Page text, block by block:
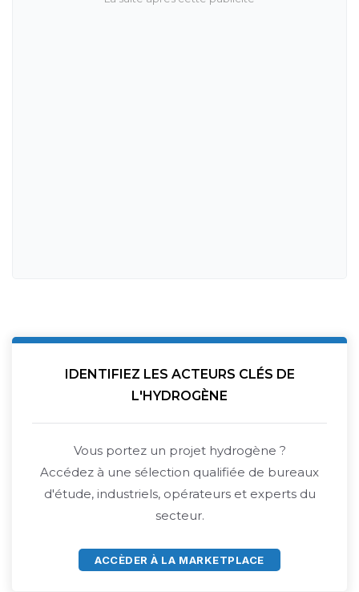
IDENTIFIEZ LES ACTEURS CLÉS DE
L'HYDROGÈNE
Vous portez un projet hydrogène ?
Accédez à une sélection qualifiée de bureaux
d'étude, industriels, opérateurs et experts du
secteur.
ACCÈDER À LA MARKETPLACE